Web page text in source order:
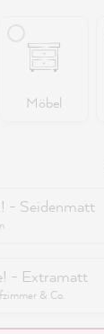
Möbel
- Seidenmatt
- Extramatt
& Co.